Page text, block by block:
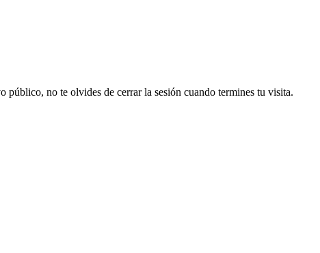
público, no te olvides de cerrar la sesión cuando termines tu visita.